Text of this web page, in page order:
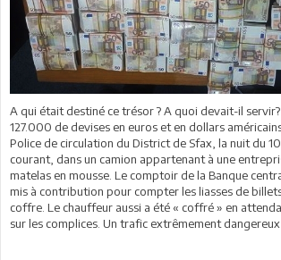
A qui était destiné ce trésor ? A quoi devait-il
127.000 de devises en euros et en dollars
Police de circulation du District de Sfax, la nuit du 10
courant, dans un camion appartenant à une
matelas en mousse. Le comptoir de la Banque
mis à contribution pour compter les liasses de
coffre. Le chauffeur aussi a été « coffré » en
sur les complices. Un trafic extrêmement